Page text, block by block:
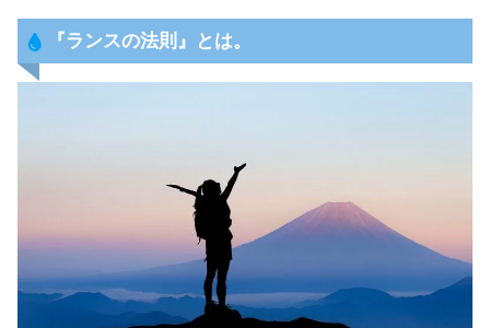
『ランスの法則 』とは。